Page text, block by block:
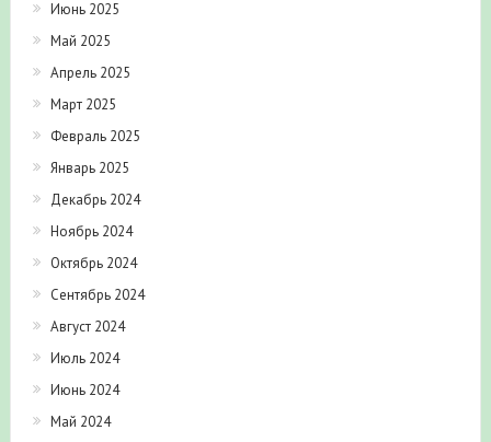
Июнь 2025
Май 2025
Апрель 2025
Март 2025
Февраль 2025
Январь 2025
Декабрь 2024
Ноябрь 2024
Октябрь 2024
Сентябрь 2024
Август 2024
Июль 2024
Июнь 2024
Май 2024